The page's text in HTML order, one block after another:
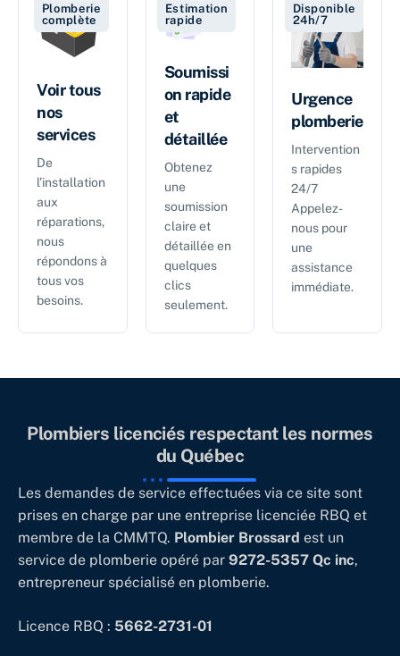
Voir tous
nos
services
De
l’installation
aux
réparations,
nous
répondons à
tous vos
besoins.
Plomberie
complète
Soumissi
on rapide
et
détaillée
Obtenez
une
soumission
claire et
détaillée en
quelques
clics
seulement.
Estimation
rapide
Urgence
plomberie
Intervention
s rapides
24/7
Appelez-
nous pour
une
assistance
immédiate.
Disponible
24h/7
Plombiers licenciés respectant les normes
du Québec
Les demandes de service effectuées via ce site sont
prises en charge par une entreprise licenciée RBQ et
membre de la CMMTQ. Plombier Brossard est un
service de plomberie opéré par 9272-5357 Qc inc,
entrepreneur spécialisé en plomberie.
Licence RBQ : 5662-2731-01